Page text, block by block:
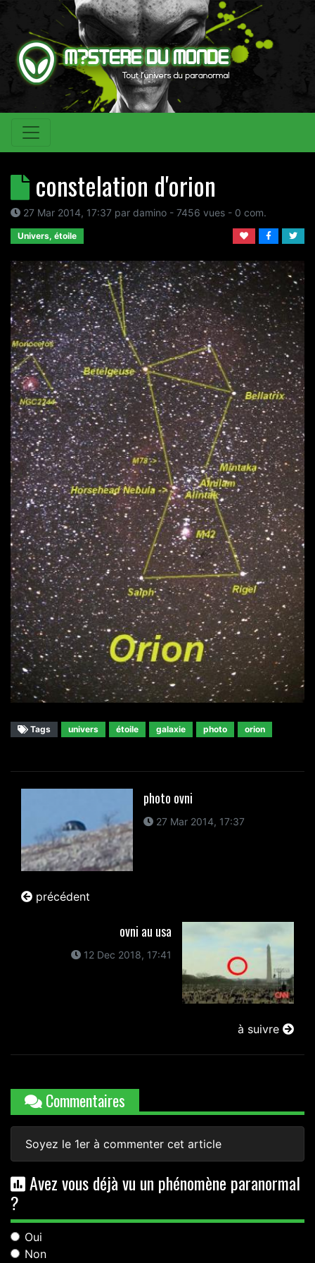
constelation d'orion
27 Mar 2014, 17:37 par damino - 7456 vues - 0 com.
Univers, étoile
Tags univers étoile galaxie photo orion
photo ovni
27 Mar 2014, 17:37
précédent
ovni au usa
12 Dec 2018, 17:41
à suivre
Commentaires
Soyez le 1er à commenter cet article
Avez vous déjà vu un phénomène paranormal
?
Oui
Non